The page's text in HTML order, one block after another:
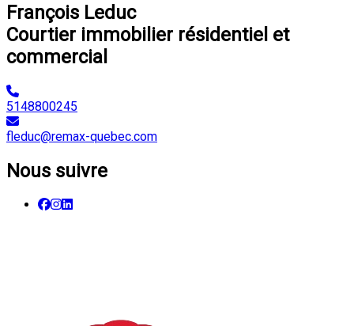
François Leduc
Courtier immobilier résidentiel et
commercial
5148800245
fleduc@remax-quebec.com
Nous suivre